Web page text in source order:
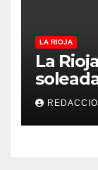
LA RIOJA
La
el